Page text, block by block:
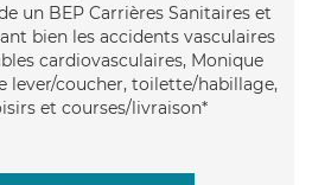
un BEP Carrières Sanitaires et
bien les accidents vasculaires
cardiovasculaires, Monique
lever/coucher, toilette/habillage,
et courses/livraison*